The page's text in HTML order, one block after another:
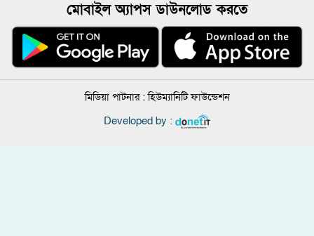
মোবাইল অ্যাপস ডাউনলোড করতে
মিডিয়া পাটনার :হিউম্যানিটি ফাউন্ডেশন
Developed by :